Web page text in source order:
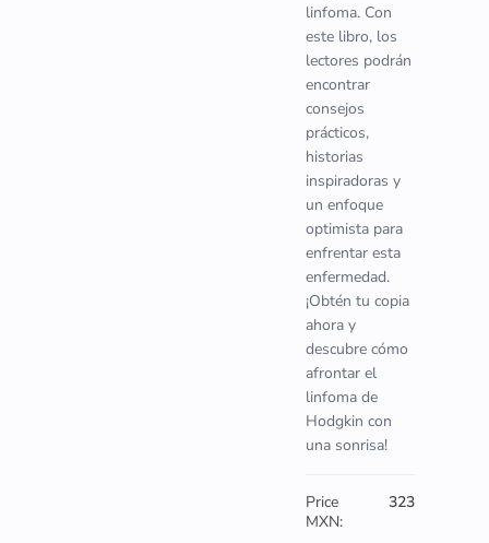
linfoma. Con
este libro, los
lectores podrán
encontrar
consejos
prácticos,
historias
inspiradoras y
un enfoque
optimista para
enfrentar esta
enfermedad.
¡Obtén tu copia
ahora y
descubre cómo
afrontar el
linfoma de
Hodgkin con
una sonrisa!
Price
MXN:
323